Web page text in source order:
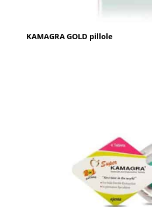
KAMAGRA GOLD pillole